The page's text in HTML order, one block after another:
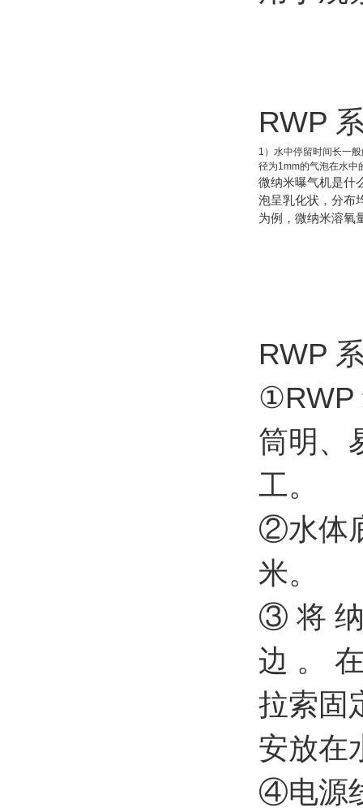
RWP
1）水中停留时间长一
径为1mm的气泡在水中
微纳米曝气机是什
泡呈乳化状，分布
为例，微纳米溶氧
RWP
①RWP
筒明、
工。
②水体
米。
③ 将 纳
边 。
拉索固
安放在
④电源